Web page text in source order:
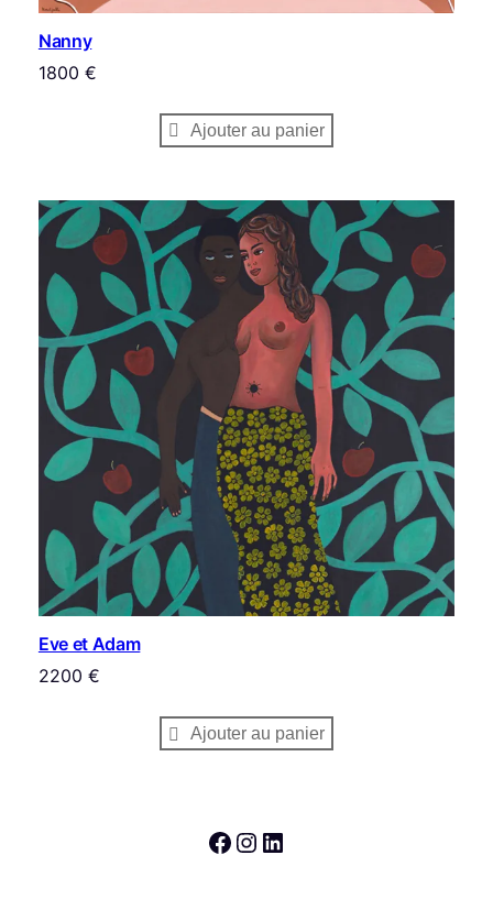
Nanny
1800 €
Ajouter au panier
Eve et Adam
2200 €
Ajouter au panier
Facebook Instagram LinkedIn